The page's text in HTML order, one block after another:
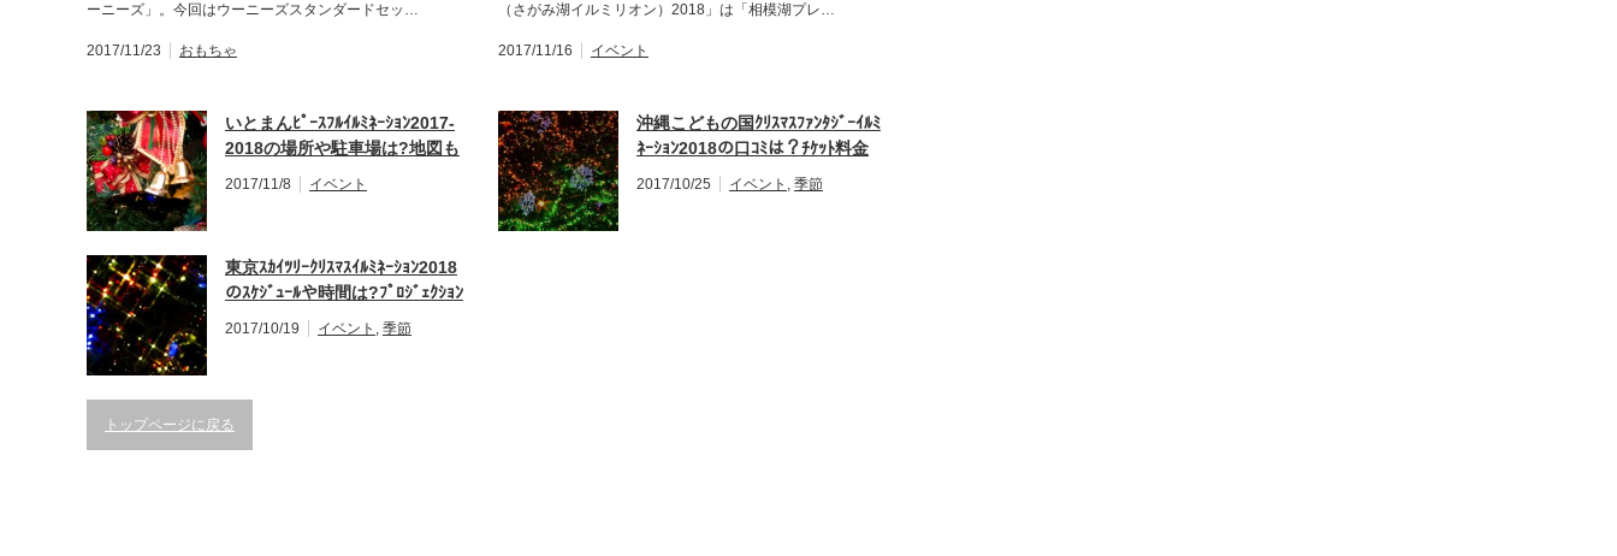
ーニーズ」。今回はウーニーズスタンダードセッ…
2017/11/23 おもちゃ
（さがみ湖イルミリオン）2018」は「相模湖プレ…
2017/11/16 イベント
いとまんﾋﾟｰｽﾌﾙｲﾙﾐﾈｰｼｮﾝ2017-
2018の場所や駐車場は?地図も
2017/11/8 イベント
沖縄こどもの国ｸﾘｽﾏｽﾌｧﾝﾀｼﾞｰｲﾙﾐ
ﾈｰｼｮﾝ2018の口ｺﾐは？ﾁｹｯﾄ料金
2017/10/25 イベント , 季節
東京ｽｶｲﾂﾘｰｸﾘｽﾏｽｲﾙﾐﾈｰｼｮﾝ2018
のｽｹｼﾞｭｰﾙや時間は?ﾌﾟﾛｼﾞｪｸｼｮﾝ
ﾏｯﾋﾟﾝｸﾞも!!
2017/10/19 イベント , 季節
トップページに戻る